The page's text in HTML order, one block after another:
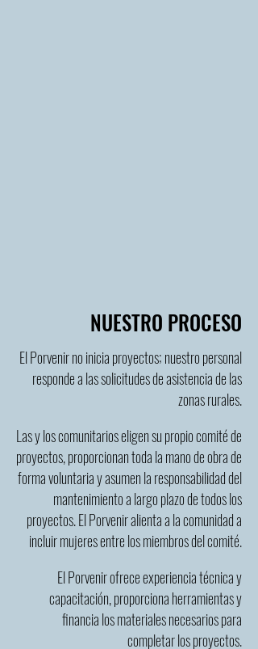
NUESTRO PROCESO
El Porvenir no inicia proyectos; nuestro personal
responde a las solicitudes de asistencia de las
zonas rurales.
Las y los comunitarios eligen su propio comité de
proyectos, proporcionan toda la mano de obra de
forma voluntaria y asumen la responsabilidad del
mantenimiento a largo plazo de todos los
proyectos. El Porvenir alienta a la comunidad a
incluir mujeres entre los miembros del comité.
El Porvenir ofrece experiencia técnica y
capacitación, proporciona herramientas y
financia los materiales necesarios para
completar los proyectos.